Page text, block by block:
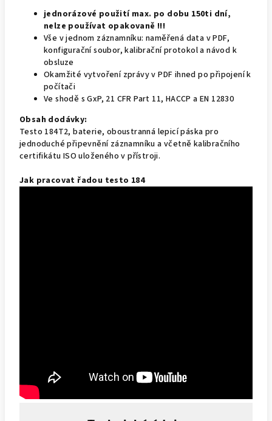
jednorázové použití max. po dobu 150ti dní,
nelze používat opakovaně !!!
Vše v jednom záznamníku: naměřená data v PDF,
konfigurační soubor, kalibrační protokol a návod k
obsluze
Okamžité vytvoření zprávy v PDF ihned po připojení k
počítači
Ve shodě s GxP, 21 CFR Part 11, HACCP a EN 12830
Obsah dodávky:
Testo 184T2, baterie, oboustranná lepicí páska pro
jednoduché připevnění záznamníku a včetně kalibračního
certifikátu ISO uloženého v přístroji.
Jak pracovat řadou testo 184